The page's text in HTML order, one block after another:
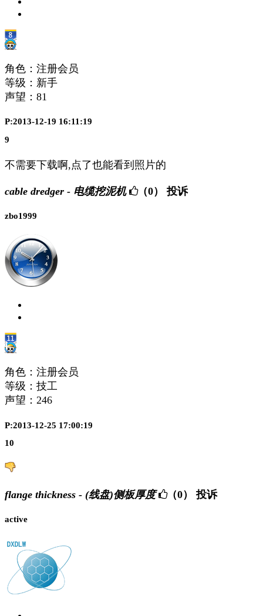
角色：注册会员
等级：新手
声望： 81
P:2013-12-19 16:11:19
9
不需要下载啊,点了也能看到照片的
cable dredger - 电缆挖泥机 （0） 投诉
zbo1999
角色：注册会员
等级：技工
声望： 246
P:2013-12-25 17:00:19
10
flange thickness - (线盘)侧板厚度 （0） 投诉
active